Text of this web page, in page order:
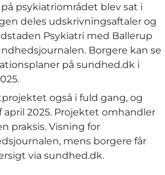
psykiatriområdet blev sat i
deles udskrivningsaftaler og
Psykiatri med Ballerup
Borgere kan se
på sundhed.dk i
også i fuld gang, og
2025. Projektet omhandler
praksis. Visning for
mens borgere får
via sundhed.dk.